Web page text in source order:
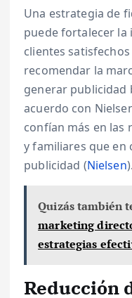
Una estrategia de
puede fortalecer la
clientes
recomendar la
generar publicidad
acuerdo con
confían más en las
y familiares que
publicidad (Nielsen).
Quizás también
marketing
estrategias
Reducción